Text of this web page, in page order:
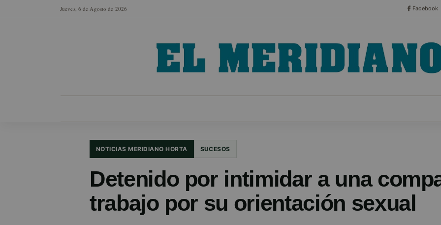
Jueves, 6 de Agosto de 2026 Facebook
NOTICIAS MERIDIANO HORTA SUCESOS
Detenido por intimidar a una
trabajo por su orientación sexual